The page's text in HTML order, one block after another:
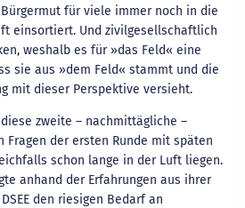
für viele immer noch in die
einsortiert. Und zivilgesellschaftlich
weshalb es für »das Feld« eine
sie aus »dem Feld« stammt und die
mit dieser Perspektive versieht.
zweite – nachmittägliche –
Fragen der ersten Runde mit späten
schon lange in der Luft liegen.
anhand der Erfahrungen aus ihrer
den riesigen Bedarf an